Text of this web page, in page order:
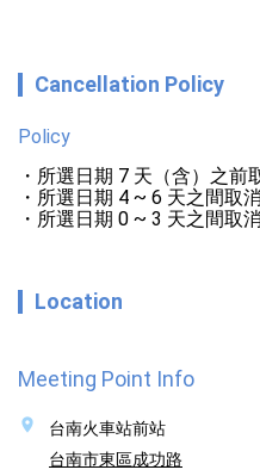
Cancellation Policy
Policy
・所選日期 7 天（含）之前
・所選日期 4 ~ 6 天之間取
・所選日期 0 ~ 3 天之間取
Location
Meeting Point Info
台南火車站前站
台南市東區成功路